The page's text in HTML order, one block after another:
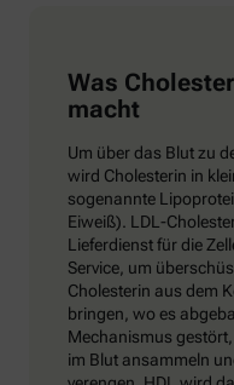
Was
macht
Um über das Blut zu
wird Cholesterin in
sogenannte
Eiweiß). LDL-
Lieferdienst für die
Service, um
Cholesterin aus dem
bringen, wo es
Mechanismus
im Blut ansammeln